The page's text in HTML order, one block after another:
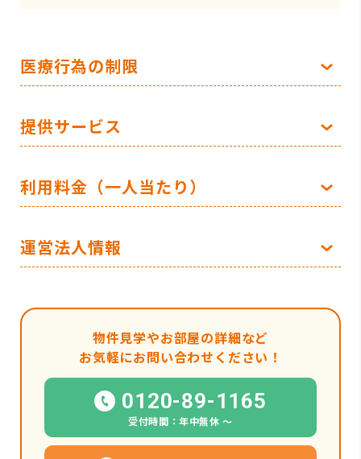
医療行為の制限
提供サービス
利用料金（一人当たり）
運営法人情報
物件見学やお部屋の詳細など
お気軽にお問い合わせください！
0120-89-1165
受付時間：年中無休 〜